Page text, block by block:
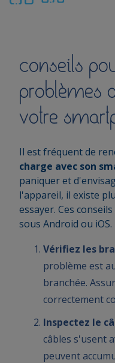
conseils
problèmes
votre
Il est fréquent de
charge avec son
paniquer et
l'appareil, il existe
essayer. Ces
sous Android ou iOS.
Vérifiez les
problème est
branchée.
correctement
Inspectez le
câbles s'usent
peuvent